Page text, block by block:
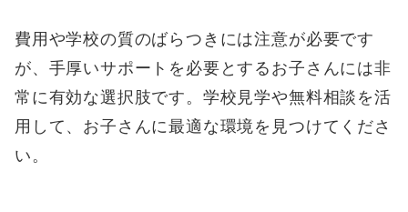
費用や学校の質のばらつきには注意が必要です
が、手厚いサポートを必要とするお子さんには非
常に有効な選択肢です。学校見学や無料相談を活
用して、お子さんに最適な環境を見つけてくださ
い。